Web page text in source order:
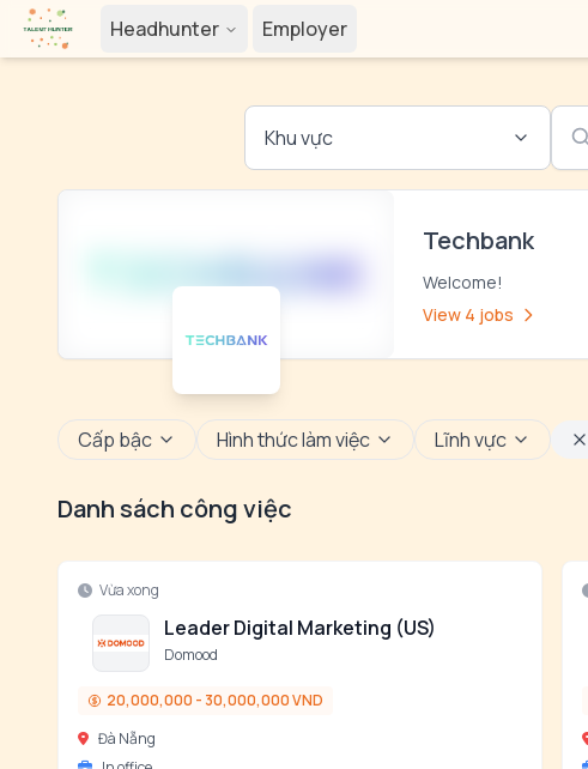
Headhunter Employer
Khu vực
Techbank
Welcome!
View 4 jobs
Cấp bậc Hình thức làm việc Lĩnh vực
Danh sách công việc
Vừa xong
Leader Digital Marketing (US)
Domood
20,000,000 - 30,000,000 VND
Đà Nẵng